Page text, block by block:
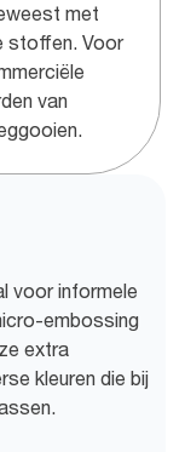
met
stoffen. Voor
van
voor informele
embossing
extra
kleuren die bij